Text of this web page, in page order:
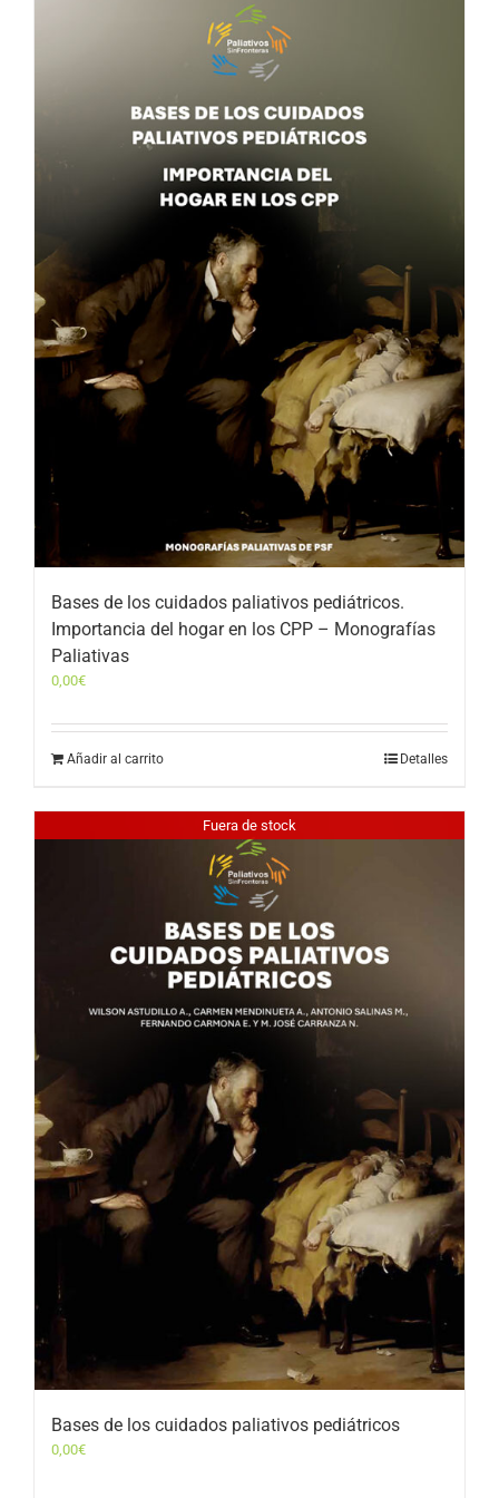
Bases de los cuidados paliativos pediátricos.
Importancia del hogar en los CPP – Monografías
Paliativas
0,00€
Añadir al carrito Detalles
Fuera de stock
Bases de los cuidados paliativos pediátricos
0,00€